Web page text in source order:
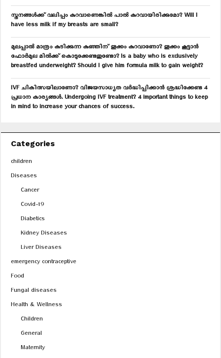
സ്തനങ്ങൾക്ക് വലിപ്പം കുറവാണെങ്കിൽ പാൽ കുറവായിരിക്കുമോ? Will I
have less milk if my breasts are small?
മുലപ്പാൽ മാത്രം കുടിക്കുന്ന കുഞ്ഞിന് തൂക്കം കുറവാണോ? തൂക്കം കൂട്ടാൻ
ഫോർമുല മിൽക്ക് കൊടുക്കേണ്ടതുണ്ടോ? Is a baby who is exclusively
breastfed underweight? Should I give him formula milk to gain weight?
IVF ചികിത്സയിലാണോ? വിജയസാധ്യത വർദ്ധിപ്പിക്കാൻ ശ്രദ്ധിക്കേണ്ട 4
പ്രധാന കാര്യങ്ങൾ. Undergoing IVF treatment? 4 important things to keep
in mind to increase your chances of success.
Categories
children
Diseases
Cancer
Covid-19
Diabetics
Kidney Diseases
Liver Diseases
emergency contraceptive
Food
Fungal diseases
Health & Wellness
Children
General
Maternity